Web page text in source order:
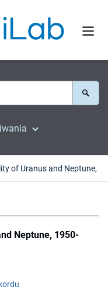
Neptune, 1950-